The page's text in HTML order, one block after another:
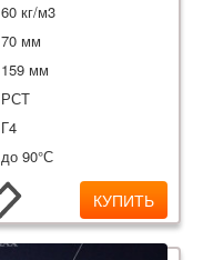
60 кг/м3
70 мм
159 мм
РСТ
Г4
до 90°С
КУПИТЬ